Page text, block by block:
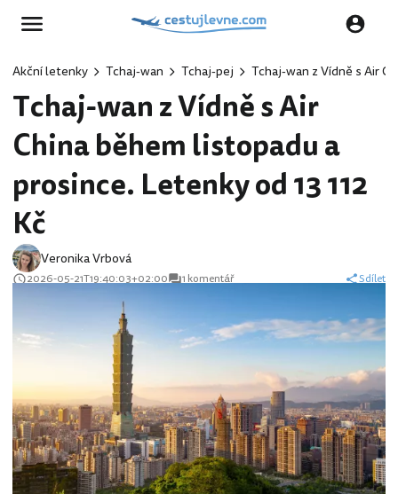
Akční letenky Tchaj-wan Tchaj-pej Tchaj-wan z Vídně s Air
Tchaj-wan z Vídně s Air
China během listopadu a
prosince. Letenky od 13 112
Kč
Veronika Vrbová
2026-05-21T19:40:03+02:00 1 komentář Sdílet